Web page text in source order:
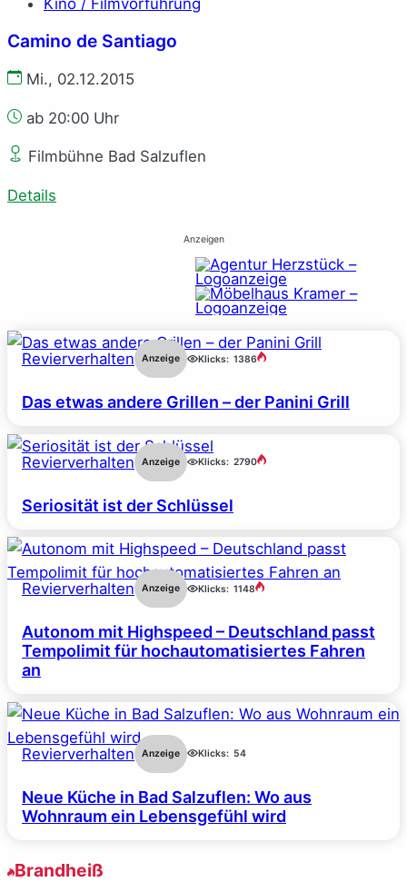
Kino / Filmvorführung
Camino de Santiago
Mi., 02.12.2015
ab 20:00 Uhr
Filmbühne Bad Salzuflen
Details
Anzeigen
Revierverhalten Anzeige Klicks: 1386
Das etwas andere Grillen – der Panini Grill
Revierverhalten Anzeige Klicks: 2790
Seriosität ist der Schlüssel
Revierverhalten Anzeige Klicks: 1148
Autonom mit Highspeed – Deutschland passt
Tempolimit für hochautomatisiertes Fahren
an
Revierverhalten Anzeige Klicks: 54
Neue Küche in Bad Salzuflen: Wo aus
Wohnraum ein Lebensgefühl wird
Brandheiß